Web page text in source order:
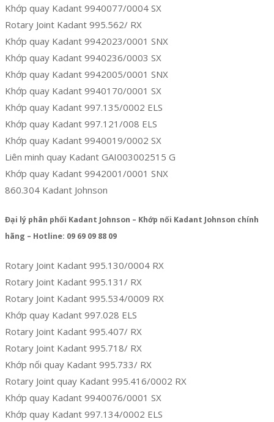
Khớp quay Kadant 9940077/0004 SX
Rotary Joint Kadant 995.562/ RX
Khớp quay Kadant 9942023/0001 SNX
Khớp quay Kadant 9940236/0003 SX
Khớp quay Kadant 9942005/0001 SNX
Khớp quay Kadant 9940170/0001 SX
Khớp quay Kadant 997.135/0002 ELS
Khớp quay Kadant 997.121/008 ELS
Khớp quay Kadant 9940019/0002 SX
Liên minh quay Kadant GAI003002515 G
Khớp quay Kadant 9942001/0001 SNX
860.304 Kadant Johnson
Đại lý phân phối Kadant Johnson – Khớp nối Kadant Johnson chính
hãng – Hotline: 09 69 09 88 09
Rotary Joint Kadant 995.130/0004 RX
Rotary Joint Kadant 995.131/ RX
Rotary Joint Kadant 995.534/0009 RX
Khớp quay Kadant 997.028 ELS
Rotary Joint Kadant 995.407/ RX
Rotary Joint Kadant 995.718/ RX
Khớp nối quay Kadant 995.733/ RX
Rotary Joint quay Kadant 995.416/0002 RX
Khớp quay Kadant 9940076/0001 SX
Khớp quay Kadant 997.134/0002 ELS